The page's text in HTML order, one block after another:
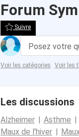
Forum
Suivre
Posez votre
Voir les catégories Voir les
Les discussions
Alzheimer Asthme
Maux de l'hiver